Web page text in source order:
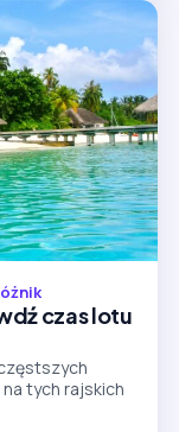
czas lotu
tych rajskich